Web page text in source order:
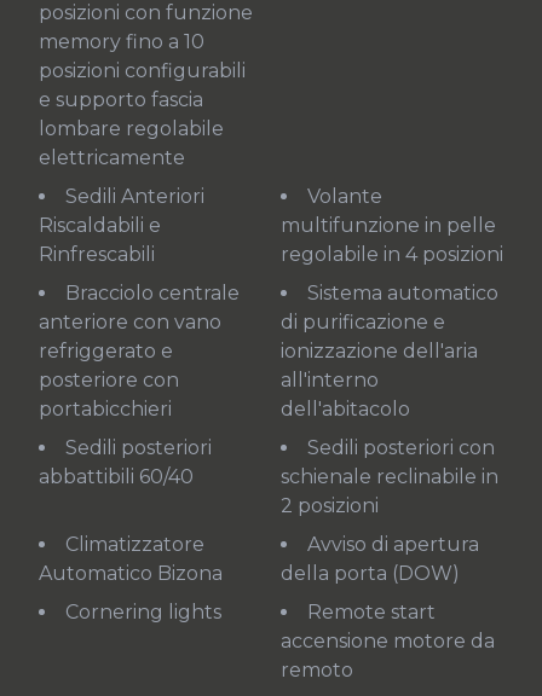
posizioni con funzione
memory fino a 10
posizioni configurabili
e supporto fascia
lombare regolabile
elettricamente
Sedili Anteriori
Riscaldabili e
Rinfrescabili
Volante
multifunzione in pelle
regolabile in 4 posizioni
Bracciolo centrale
anteriore con vano
refriggerato e
posteriore con
portabicchieri
Sistema automatico
di purificazione e
ionizzazione dell'aria
all'interno
dell'abitacolo
Sedili posteriori
abbattibili 60/40
Sedili posteriori con
schienale reclinabile in
2 posizioni
Climatizzatore
Automatico Bizona
Avviso di apertura
della porta (DOW)
Cornering lights
Remote start
accensione motore da
remoto